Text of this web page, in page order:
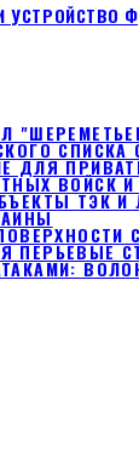
УСТРОЙСТВО
ДЛЯ
ВОЙСК
ТЭК И
ПЕРЬЕВЫЕ